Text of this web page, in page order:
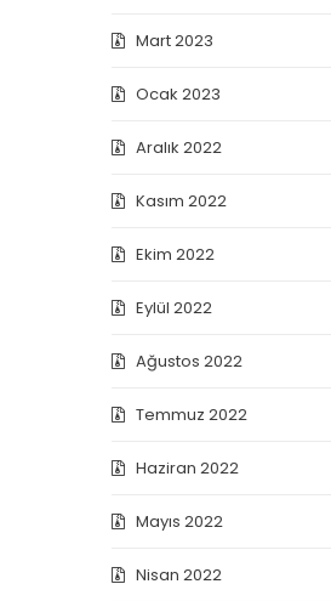
Mart 2023
Ocak 2023
Aralık 2022
Kasım 2022
Ekim 2022
Eylül 2022
Ağustos 2022
Temmuz 2022
Haziran 2022
Mayıs 2022
Nisan 2022